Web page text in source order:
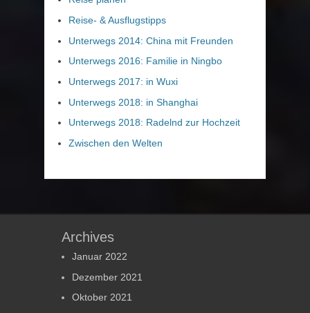
Reise- & Ausflugstipps
Unterwegs 2014: China mit Freunden
Unterwegs 2016: Familie in Ningbo
Unterwegs 2017: in Wuxi
Unterwegs 2018: in Shanghai
Unterwegs 2018: Radelnd zur Hochzeit
Zwischen den Welten
Archives
Januar 2022
Dezember 2021
Oktober 2021